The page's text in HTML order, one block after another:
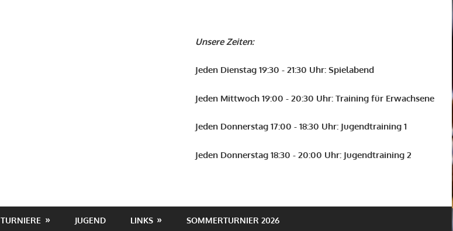
Unsere Zeiten:
Jeden Dienstag 19:30 - 21:30 Uhr: Spielabend
Jeden Mittwoch 19:00 - 20:30 Uhr: Training für Erwachsene
Jeden Donnerstag 17:00 - 18:30 Uhr: Jugendtraining 1
Jeden Donnerstag 18:30 - 20:00 Uhr: Jugendtraining 2
TURNIERE JUGEND LINKS SOMMERTURNIER 2026